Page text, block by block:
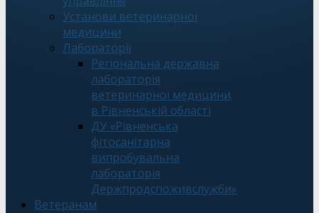
Установи ветеринарної
медицини
Лабораторії
Регіональна державна
лабораторія
ветеринарної медицини
в Рівненській області
ДУ «Рівненська
фітосанітарна
випробувальна
лабораторія
Держпродспоживслужби»
Ветеранам